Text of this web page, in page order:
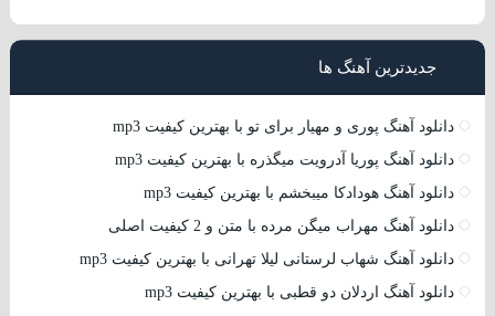
جدیدترین آهنگ ها
دانلود آهنگ پوری و مهیار برای تو با بهترین کیفیت mp3
دانلود آهنگ پوریا آدرویت میگذره با بهترین کیفیت mp3
دانلود آهنگ هودادکا میبخشم با بهترین کیفیت mp3
دانلود آهنگ مهراب میگن مرده با متن و 2 کیفیت اصلی
دانلود آهنگ شهاب لرستانی لیلا تهرانی با بهترین کیفیت mp3
دانلود آهنگ اردلان دو قطبی با بهترین کیفیت mp3